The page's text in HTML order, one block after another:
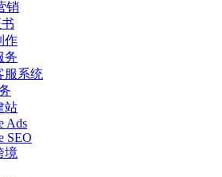
销
作
务
服系统
站
Ads
SEO
境